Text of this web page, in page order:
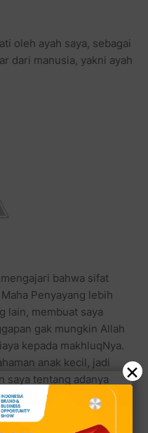
oleh ayah saya, sebagai
dari manusia, yakni ayah
bahwa sifat
Penyayang lebih
lain, membuat saya
gak mungkin Allah
kepada makhluqNya.
anak kecil, jadi
saya tentang adanya
menjadi
×